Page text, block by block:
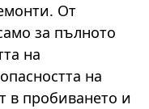
От
за пълното
на
на
в пробиването и